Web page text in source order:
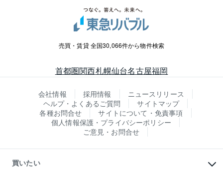
売買・賃貸 全国30,066件から物件検索
首都圏関西札幌仙台名古屋福岡
会社情報 採用情報
ニュースリリース
ヘルプ・よくあるご質問
サイトマップ
各種お問合せ
サイトについて・免責事項
個人情報保護・プライバシーポリシー
ご意見・お問合せ
買いたい